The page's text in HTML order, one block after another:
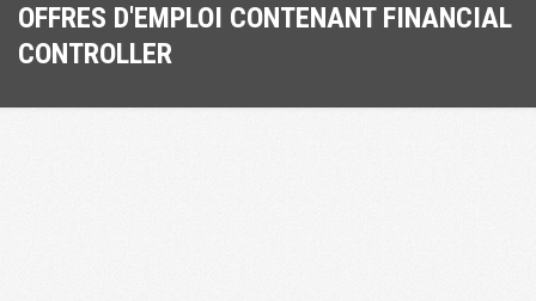
OFFRES D'EMPLOI CONTENANT FINANCIAL
CONTROLLER